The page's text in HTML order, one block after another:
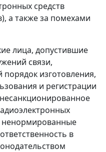
средств
а также за помехами
лица, допустившие
связи,
изготовления,
и регистрации
ненормированные
в